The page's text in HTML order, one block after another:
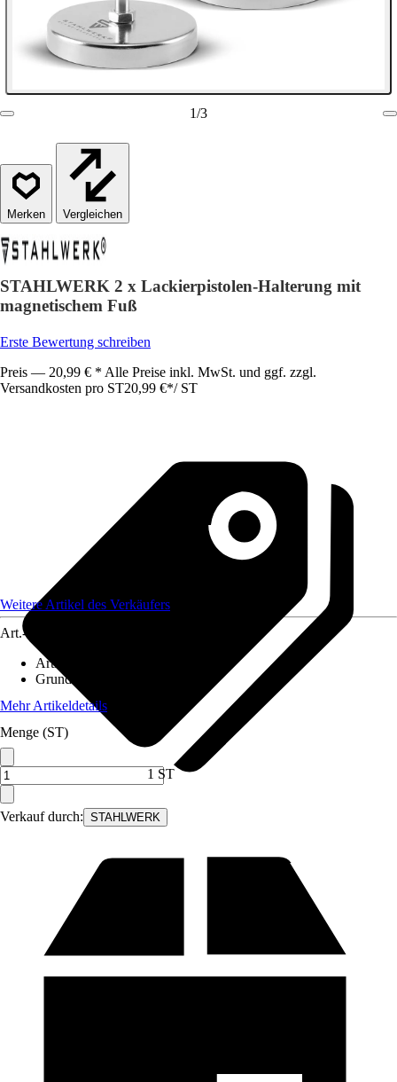
1/3
Vergleichen
STAHLWERK 2 x Lackierpistolen-Halterung mit
magnetischem Fuß
Erste Bewertung schreiben
Preis — 20,99 € * Alle Preise inkl. MwSt. und ggf. zzgl.
Versandkosten pro ST20,99 €*/ ST
Verkauf durch: STAHLWERK
Weitere Artikel des Verkäufers
Art.-Nr.
Artikeltyp
Grundfarbe
Mehr Artikeldetails
Menge (ST)
1 ST